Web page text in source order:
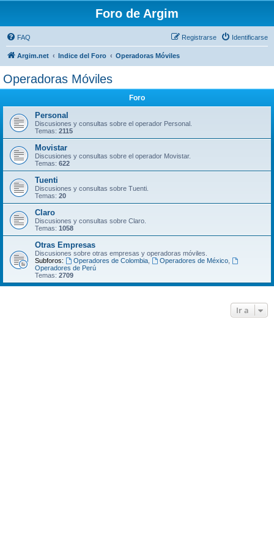
Foro de Argim
FAQ Identificarse
Registrarse
Argim.net Indice del Foro Operadoras Móviles
Operadoras Móviles
Foro
Personal
Discusiones y consultas sobre el operador Personal.
Temas: 2115
Movistar
Discusiones y consultas sobre el operador Movistar.
Temas: 622
Tuenti
Discusiones y consultas sobre Tuenti.
Temas: 20
Claro
Discusiones y consultas sobre Claro.
Temas: 1058
Otras Empresas
Discusiones sobre otras empresas y operadoras móviles.
Subforos:
Operadores de Colombia, Operadores de México,
Operadores de Perú
Temas: 2709
Ir a